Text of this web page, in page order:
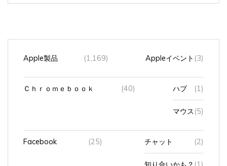
Apple製品 (1,169) Appleイベント (3)
Ｃｈｒｏｍｅｂｏｏｋ (40) ハブ (1)
マウス (5)
Facebook (25) チャット (2)
知り合いかも？ (1)